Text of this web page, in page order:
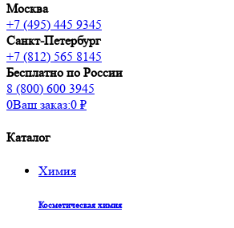
Москва
+7 (495) 445 9345
Санкт-Петербург
+7 (812) 565 8145
Бесплатно по России
8 (800) 600 3945
0Ваш заказ:0 ₽
Каталог
Химия
Косметическая химия